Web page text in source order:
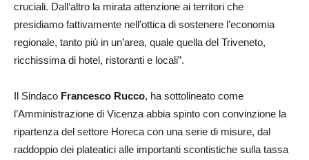
cruciali. Dall’altro la mirata attenzione ai territori che
presidiamo fattivamente nell’ottica di sostenere l’economia
regionale, tanto più in un’area, quale quella del Triveneto,
ricchissima di hotel, ristoranti e locali”.
Il Sindaco Francesco Rucco, ha sottolineato come
l’Amministrazione di Vicenza abbia spinto con convinzione la
ripartenza del settore Horeca con una serie di misure, dal
raddoppio dei plateatici alle importanti scontistiche sulla tassa